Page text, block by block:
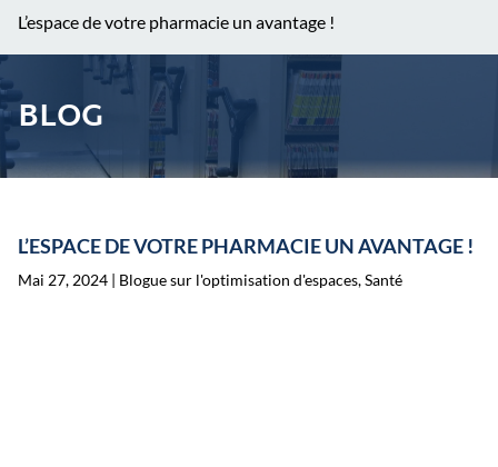
L’espace de votre pharmacie un avantage !
BLOG
L’ESPACE DE VOTRE PHARMACIE UN AVANTAGE !
Mai 27, 2024| Blogue sur l'optimisation d'espaces,Santé